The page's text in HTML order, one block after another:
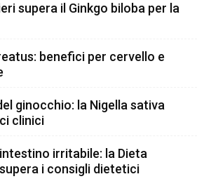
supera il Ginkgo biloba per la
benefici per cervello e
ginocchio: la Nigella sativa
clinici
irritabile: la Dieta
i consigli dietetici